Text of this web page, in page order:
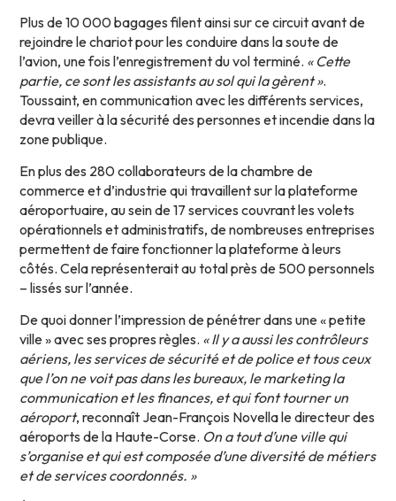
Plus de 10 000 bagages filent ainsi sur ce circuit avant de
rejoindre le chariot pour les conduire dans la soute de
l’avion, une fois l’enregistrement du vol terminé. « Cette
partie, ce sont les assistants au sol qui la gèrent ».
Toussaint, en communication avec les différents services,
devra veiller à la sécurité des personnes et incendie dans la
zone publique.
En plus des 280 collaborateurs de la chambre de
commerce et d’industrie qui travaillent sur la plateforme
aéroportuaire, au sein de 17 services couvrant les volets
opérationnels et administratifs, de nombreuses entreprises
permettent de faire fonctionner la plateforme à leurs
côtés. Cela représenterait au total près de 500 personnels
– lissés sur l’année.
De quoi donner l’impression de pénétrer dans une « petite
ville » avec ses propres règles. « Il y a aussi les contrôleurs
aériens, les services de sécurité et de police et tous ceux
que l’on ne voit pas dans les bureaux, le marketing la
communication et les finances, et qui font tourner un
aéroport, reconnaît Jean-François Novella le directeur des
aéroports de la Haute-Corse. On a tout d’une ville qui
s’organise et qui est composée d’une diversité de métiers
et de services coordonnés. »